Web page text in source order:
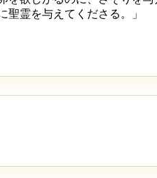
聖霊を与えてくださる。」